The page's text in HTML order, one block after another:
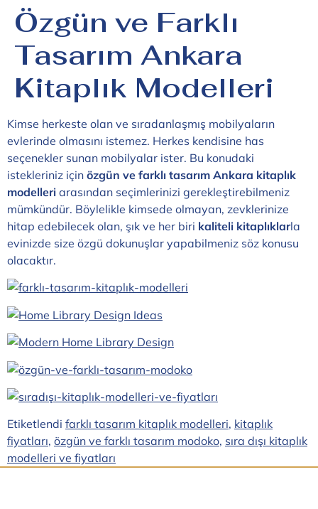
Özgün ve Farklı
Tasarım Ankara
Kitaplık Modelleri
Kimse herkeste olan ve sıradanlaşmış mobilyaların
evlerinde olmasını istemez. Herkes kendisine has
seçenekler sunan mobilyalar ister. Bu konudaki
istekleriniz için özgün ve farklı tasarım Ankara kitaplık
modelleri arasından seçimlerinizi gerekleştirebilmeniz
mümkündür. Böylelikle kimsede olmayan, zevklerinize
hitap edebilecek olan, şık ve her biri kaliteli kitaplıklarla
evinizde size özgü dokunuşlar yapabilmeniz söz konusu
olacaktır.
Etiketlendi farklı tasarım kitaplık modelleri, kitaplık
fiyatları, özgün ve farklı tasarım modoko, sıra dışı kitaplık
modelleri ve fiyatları